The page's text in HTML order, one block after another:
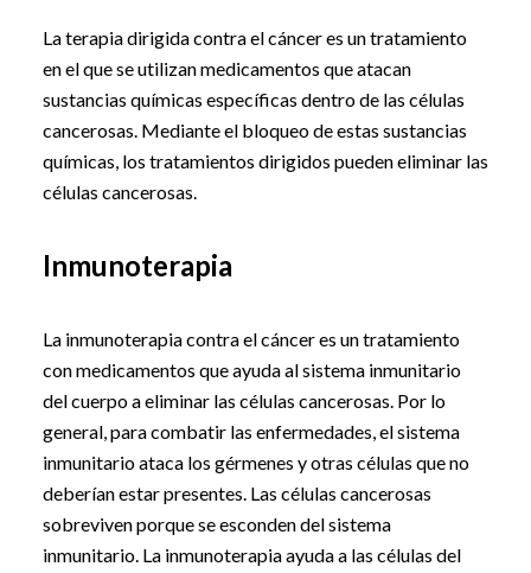
La terapia dirigida contra el cáncer es un tratamiento
en el que se utilizan medicamentos que atacan
sustancias químicas específicas dentro de las células
cancerosas. Mediante el bloqueo de estas sustancias
químicas, los tratamientos dirigidos pueden eliminar las
células cancerosas.
Inmunoterapia
La inmunoterapia contra el cáncer es un tratamiento
con medicamentos que ayuda al sistema inmunitario
del cuerpo a eliminar las células cancerosas. Por lo
general, para combatir las enfermedades, el sistema
inmunitario ataca los gérmenes y otras células que no
deberían estar presentes. Las células cancerosas
sobreviven porque se esconden del sistema
inmunitario. La inmunoterapia ayuda a las células del